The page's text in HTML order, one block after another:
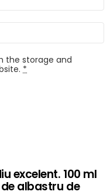
the storage and
*
excelent. 100 ml
albastru de